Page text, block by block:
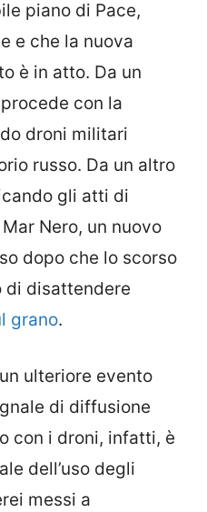
piano di Pace,
e che la nuova
è in atto. Da un
con la
droni militari
russo. Da un altro
gli atti di
Nero, un nuovo
dopo che lo scorso
di disattendere
grano.
ulteriore evento
di diffusione
con i droni, infatti, è
dell’uso degli
messi a